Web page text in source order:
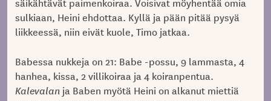
sulkiaan, Heini ehdottaa. Kyllä ja pään pitää pysyä
liikkeessä, niin eivät kuole, Timo jatkaa.
Babessa nukkeja on 21: Babe -possu, 9 lammasta, 4
hanhea, kissa, 2 villikoiraa ja 4 koiranpentua.
Kalevalanja Baben myötä Heini on alkanut miettiä